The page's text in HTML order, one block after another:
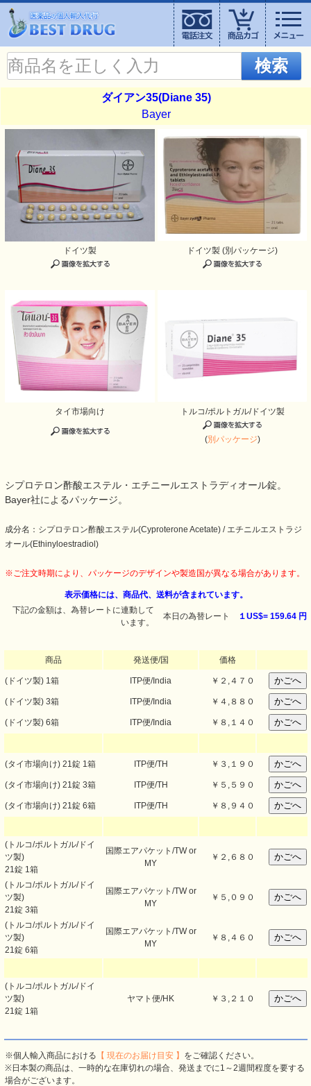
検索
ダイアン35(Diane 35)
Bayer
ドイツ製 ドイツ製 (別パッケージ)
タイ市場向け トルコ/ポルトガル/ドイツ製
(別パッケージ)
シプロテロン酢酸エステル・エチニールエストラディオール錠。
Bayer社によるパッケージ。
成分名：シプロテロン酢酸エステル(Cyproterone Acetate) / エチニルエストラジ
オール(Ethinyloestradiol)
※ご注文時期により、パッケージのデザインや製造国が異なる場合があります。
表示価格には、商品代、送料が含まれています。
下記の金額は、為替レートに連動して
います。
本日の為替レート １US$= 159.64 円
商品 発送便/国 価格
(ドイツ製) 1箱 ITP便/India ￥ ２,４７０
(ドイツ製) 3箱 ITP便/India ￥ ４,８８０
(ドイツ製) 6箱 ITP便/India ￥ ８,１４０
(タイ市場向け) 21錠 1箱 ITP便/TH ￥ ３,１９０
(タイ市場向け) 21錠 3箱 ITP便/TH ￥ ５,５９０
(タイ市場向け) 21錠 6箱 ITP便/TH ￥ ８,９４０
(トルコ/ポルトガル/ドイ
ツ製)
21錠 1箱
国際エアパケット/TW or
MY
￥ ２,６８０
(トルコ/ポルトガル/ドイ
ツ製)
21錠 3箱
国際エアパケット/TW or
MY
￥ ５,０９０
(トルコ/ポルトガル/ドイ
ツ製)
21錠 6箱
国際エアパケット/TW or
MY
￥ ８,４６０
(トルコ/ポルトガル/ドイ
ツ製)
21錠 1箱
ヤマト便/HK ￥ ３,２１０
※個人輸入商品における 【 現在のお届け目安 】 をご確認ください。
※日本製の商品は、一時的な在庫切れの場合、発送までに1～2週間程度を要する
場合がございます。